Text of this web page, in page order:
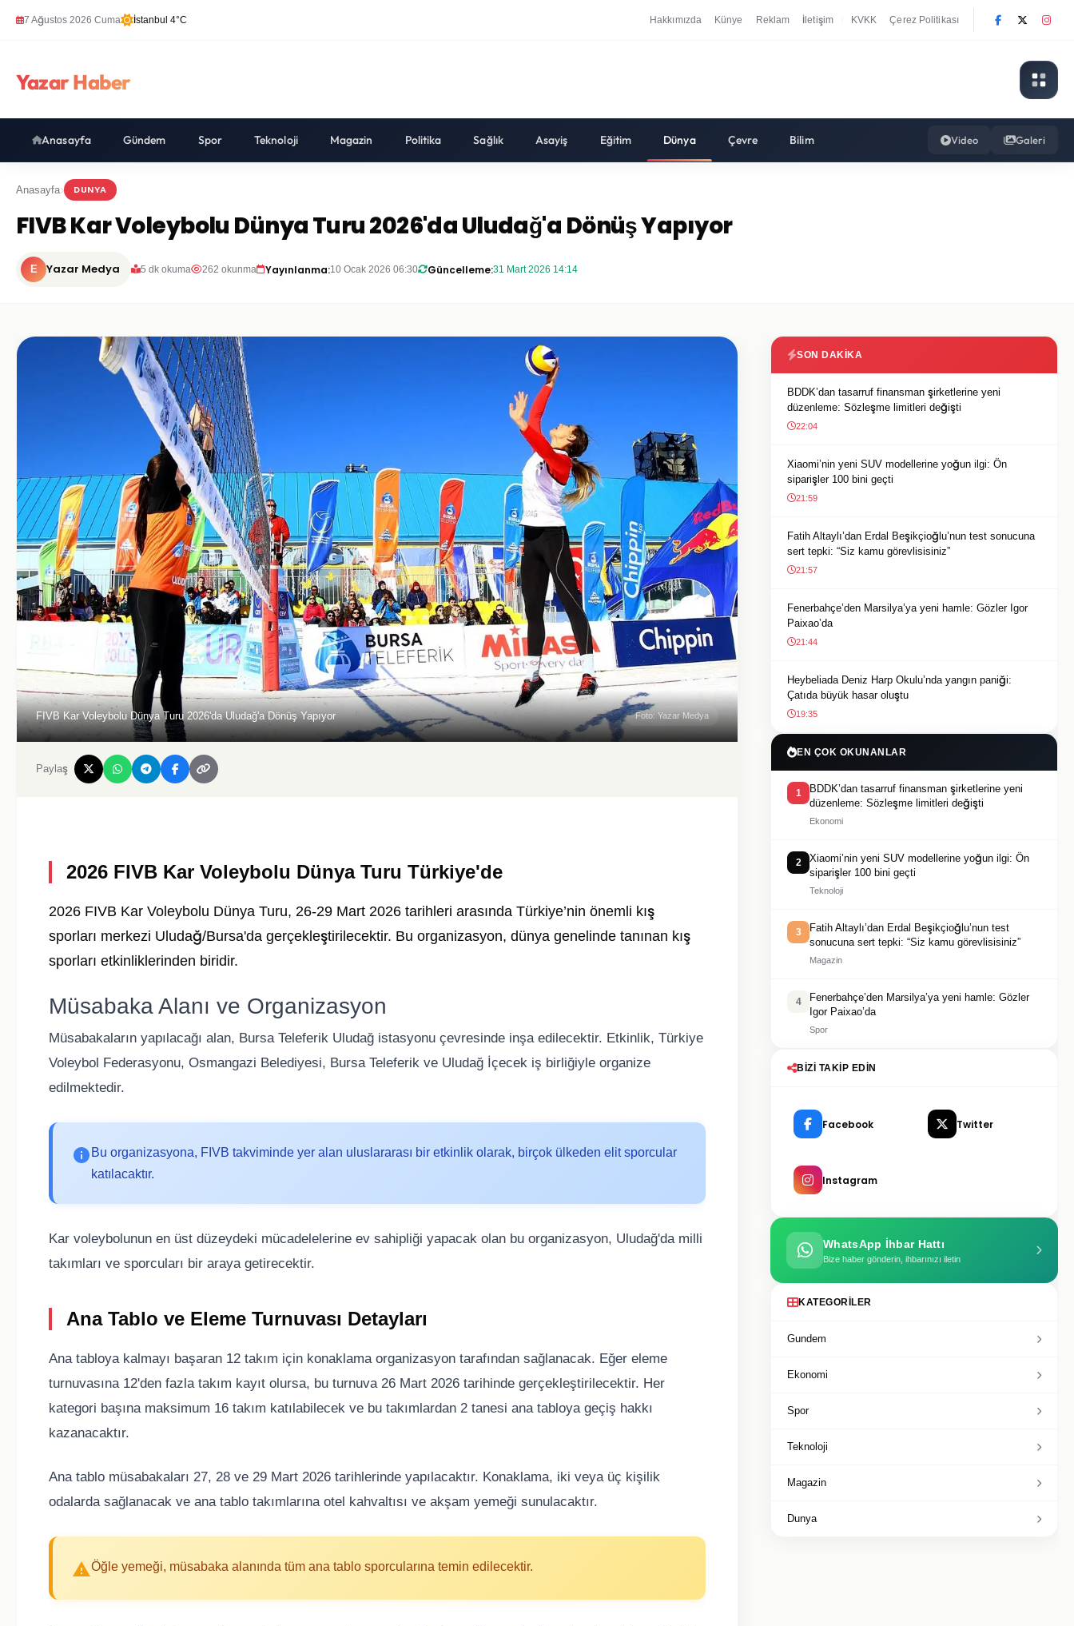
7 Ağustos 2026 Cuma İstanbul 4°C Hakkımızda Künye Reklam İletişim KVKK Çerez Politikası
Yazar Haber
Anasayfa Gündem Spor Teknoloji Magazin Politika Sağlık Asayiş Eğitim Dünya Çevre Bilim Video Galeri
Anasayfa DUNYA
FIVB Kar Voleybolu Dünya Turu 2026'da Uludağ'a Dönüş Yapıyor
E Yazar Medya 5 dk okuma 262 okunma Yayınlanma:10 Ocak 2026 06:30 Güncelleme:31 Mart 2026 14:14
FIVB Kar Voleybolu Dünya Turu 2026'da Uludağ'a Dönüş Yapıyor Foto: Yazar Medya
Paylaş
2026 FIVB Kar Voleybolu Dünya Turu Türkiye'de
2026 FIVB Kar Voleybolu Dünya Turu, 26-29 Mart 2026 tarihleri arasında Türkiye’nin önemli kış
sporları merkezi Uludağ/Bursa'da gerçekleştirilecektir. Bu organizasyon, dünya genelinde tanınan kış
sporları etkinliklerinden biridir.
Müsabaka Alanı ve Organizasyon
Müsabakaların yapılacağı alan, Bursa Teleferik Uludağ istasyonu çevresinde inşa edilecektir. Etkinlik, Türkiye
Voleybol Federasyonu, Osmangazi Belediyesi, Bursa Teleferik ve Uludağ İçecek iş birliğiyle organize
edilmektedir.
Bu organizasyona, FIVB takviminde yer alan uluslararası bir etkinlik olarak, birçok ülkeden elit sporcular
katılacaktır.
Kar voleybolunun en üst düzeydeki mücadelelerine ev sahipliği yapacak olan bu organizasyon, Uludağ'da milli
takımları ve sporcuları bir araya getirecektir.
Ana Tablo ve Eleme Turnuvası Detayları
Ana tabloya kalmayı başaran 12 takım için konaklama organizasyon tarafından sağlanacak. Eğer eleme
turnuvasına 12'den fazla takım kayıt olursa, bu turnuva 26 Mart 2026 tarihinde gerçekleştirilecektir. Her
kategori başına maksimum 16 takım katılabilecek ve bu takımlardan 2 tanesi ana tabloya geçiş hakkı
kazanacaktır.
Ana tablo müsabakaları 27, 28 ve 29 Mart 2026 tarihlerinde yapılacaktır. Konaklama, iki veya üç kişilik
odalarda sağlanacak ve ana tablo takımlarına otel kahvaltısı ve akşam yemeği sunulacaktır.
Öğle yemeği, müsabaka alanında tüm ana tablo sporcularına temin edilecektir.
SON DAKIKA
BDDK’dan tasarruf finansman şirketlerine yeni
düzenleme: Sözleşme limitleri değişti
22:04
Xiaomi’nin yeni SUV modellerine yoğun ilgi: Ön
siparişler 100 bini geçti
21:59
Fatih Altaylı’dan Erdal Beşikçioğlu’nun test sonucuna
sert tepki: “Siz kamu görevlisisiniz”
21:57
Fenerbahçe’den Marsilya’ya yeni hamle: Gözler Igor
Paixao’da
21:44
Heybeliada Deniz Harp Okulu’nda yangın paniği:
Çatıda büyük hasar oluştu
19:35
EN ÇOK OKUNANLAR
1
BDDK’dan tasarruf finansman şirketlerine yeni
düzenleme: Sözleşme limitleri değişti
Ekonomi
2
Xiaomi’nin yeni SUV modellerine yoğun ilgi: Ön
siparişler 100 bini geçti
Teknoloji
3
Fatih Altaylı’dan Erdal Beşikçioğlu’nun test
sonucuna sert tepki: “Siz kamu görevlisisiniz”
Magazin
4
Fenerbahçe’den Marsilya’ya yeni hamle: Gözler
Igor Paixao’da
Spor
BIZI TAKIP EDIN
Facebook Twitter
Instagram
WhatsApp İhbar Hattı
Bize haber gönderin, ihbarınızı iletin
KATEGORILER
Gundem
Ekonomi
Spor
Teknoloji
Magazin
Dunya